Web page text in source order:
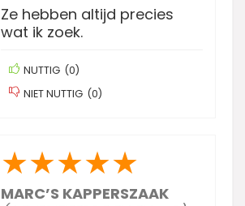
Ze hebben altijd precies
wat ik zoek.
NUTTIG (0)
NIET NUTTIG (0)
★★★★★
MARC’S KAPPERSZAAK